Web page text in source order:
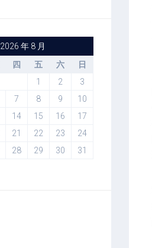
2026 年 8 月
四 五 六
日
1
2
3
7 8 9
10
14 15 16
17
21 22 23
24
28 29 30
31